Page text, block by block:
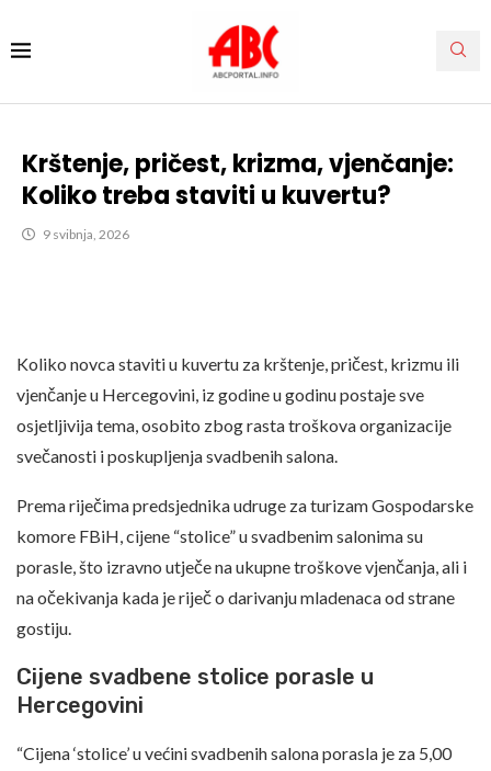
Krštenje, pričest, krizma, vjenčanje:
Koliko treba staviti u kuvertu?
9 svibnja, 2026
Koliko novca staviti u kuvertu za krštenje, pričest, krizmu ili
vjenčanje u Hercegovini, iz godine u godinu postaje sve
osjetljivija tema, osobito zbog rasta troškova organizacije
svečanosti i poskupljenja svadbenih salona.
Prema riječima predsjednika udruge za turizam Gospodarske
komore FBiH, cijene “stolice” u svadbenim salonima su
porasle, što izravno utječe na ukupne troškove vjenčanja, ali i
na očekivanja kada je riječ o darivanju mladenaca od strane
gostiju.
Cijene svadbene stolice porasle u
Hercegovini
“Cijena ‘stolice’ u većini svadbenih salona porasla je za 5,00